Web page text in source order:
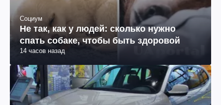
Социум
Не так, как у людей: сколько нужно
спать собаке, чтобы быть здоровой
14 часов назад